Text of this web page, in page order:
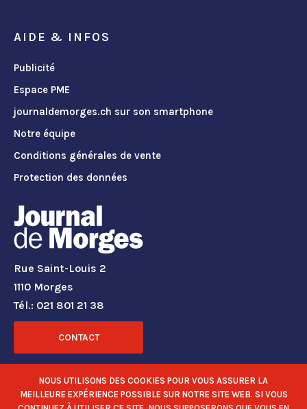
AIDE & INFOS
Publicité
Espace PME
journaldemorges.ch sur son smartphone
Notre équipe
Conditions générales de vente
Protection des données
Rue Saint-Louis 2
1110 Morges
Tél.: 021 801 21 38
CONTACT
RÉSEAUX SOCIAUX
NOUS UTILISONS DES COOKIES POUR VOUS ASSURER LA
MEILLEURE EXPÉRIENCE POSSIBLE SUR NOTRE SITE WEB. SI VOUS